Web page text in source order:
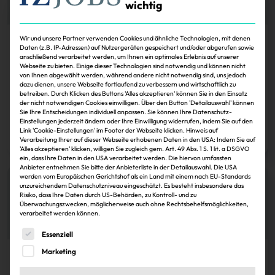
Köpfe
Harald Christ will mehr
Unternehmensgründungen und legt sich mit zu
Guttenberg an
IZ 30.11.2024
Zum Artikel
Köpfe
wichtig
Wir und unsere Partner verwenden Cookies und ähnliche Technologien, mit denen
Daten (z.B. IP-Adressen) auf Nutzergeräten gespeichert und/oder abgerufen sowie
anschließend verarbeitet werden, um Ihnen ein optimales Erlebnis auf unserer
Webseite zu bieten. Einige dieser Technologien sind notwendig und können nicht
von Ihnen abgewählt werden, während andere nicht notwendig sind, uns jedoch
dazu dienen, unsere Webseite fortlaufend zu verbessern und wirtschaftlich zu
betreiben. Durch Klicken des Buttons 'Alles akzeptieren' können Sie in den Einsatz
der nicht notwendigen Cookies einwilligen. Über den Button 'Detailauswahl' können
Sie Ihre Entscheidungen individuell anpassen. Sie können Ihre Datenschutz-
Einstellungen jederzeit ändern oder Ihre Einwilligung widerrufen, indem Sie auf den
Link 'Cookie-Einstellungen' im Footer der Webseite klicken. Hinweis auf
Verarbeitung Ihrer auf dieser Webseite erhobenen Daten in den USA: Indem Sie auf
'Alles akzeptieren' klicken, willigen Sie zugleich gem. Art. 49 Abs. 1 S. 1 lit. a DSGVO
ein, dass Ihre Daten in den USA verarbeitet werden. Die hiervon umfassten
Anbieter entnehmen Sie bitte der Anbieterliste in der Detailauswahl. Die USA
werden vom Europäischen Gerichtshof als ein Land mit einem nach EU-Standards
unzureichendem Datenschutzniveau eingeschätzt. Es besteht insbesondere das
Risiko, dass Ihre Daten durch US-Behörden, zu Kontroll- und zu
Überwachungszwecken, möglicherweise auch ohne Rechtsbehelfsmöglichkeiten,
verarbeitet werden können.
Es folgt eine Liste der Service-Gruppen, für die eine
Essenziell
Marketing